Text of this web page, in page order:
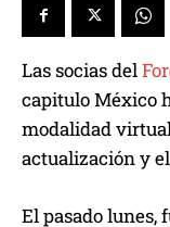
Las socias del
capitulo México
modalidad
actualización y
El pasado lunes,